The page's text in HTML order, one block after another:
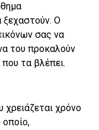
Ο
σας να
του προκαλούν
τα βλέπει.
χρειάζεται χρόνο
οποίο,